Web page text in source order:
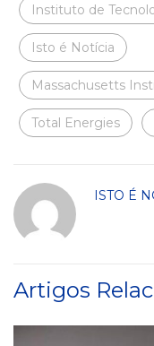
Instituto de
Isto é Notícia
Massachusetts
Total Energies
ISTO É
Artigos